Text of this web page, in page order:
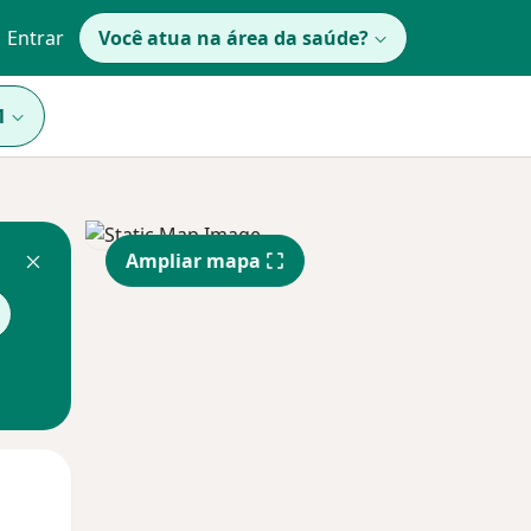
Entrar Você atua na área da saúde?
Ampliar mapa